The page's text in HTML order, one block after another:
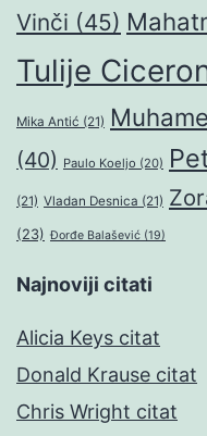
Vinči (45)
Tulije
Mika Antić (21)
(40) Paulo Koeljo (20)
(21) Vladan Desnica (21)
(23) Đorđe Balašević (19)
Najnoviji citati
Alicia Keys citat
Donald Krause citat
Chris Wright citat